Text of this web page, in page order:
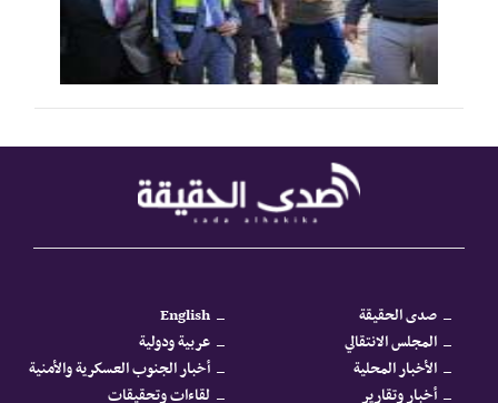
صدى الحقيقة
English
المجلس الانتقالي
عربية ودولية
الأخبار المحلية
أخبار الجنوب العسكرية والأمنية
أخبار وتقارير
لقاءات وتحقيقات